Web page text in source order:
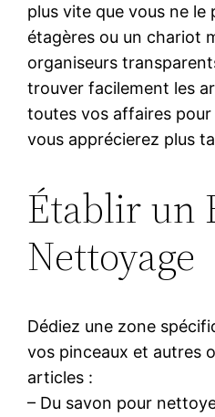
plus vite que vous ne le
étagères ou un chariot
organiseurs
trouver facilement les
toutes vos affaires pour
vous apprécierez plus
Établir un
Nettoyage
Dédiez une zone
vos pinceaux et autres
articles :
– Du savon pour